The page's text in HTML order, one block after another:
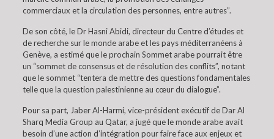
commerciaux et la circulation des personnes, entre autres”.
De son côté, le Dr Hasni Abidi, directeur du Centre d’études et
de recherche sur le monde arabe et les pays méditerranéens à
Genève, a estimé que le prochain Sommet arabe pourrait être
un “sommet de consensus et de résolution des conflits”, notant
que le sommet “tentera de mettre des questions fondamentales
telle que la question palestinienne au cœur du dialogue”.
Pour sa part, Jaber Al-Harmi, vice-président exécutif de Dar Al
Sharq Media Group au Qatar, a jugé que le monde arabe avait
besoin d’une action d’intégration pour faire face aux enjeux et